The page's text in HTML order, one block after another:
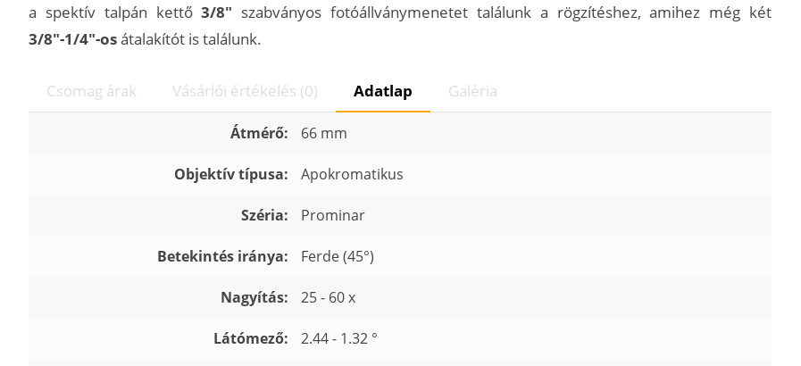
a spektív talpán kettő3/8" szabványos fotóállványmenetet találunk a rögzítéshez, amihez még két
3/8"-1/4"-osátalakítót is találunk.
Csomag árak Vásárlói értékelés (0) Adatlap Galéria
Átmérő: 66 mm
Objektív típusa: Apokromatikus
Széria: Prominar
Betekintés iránya: Ferde (45°)
Nagyítás: 25 - 60 x
Látómező: 2.44 - 1.32 °